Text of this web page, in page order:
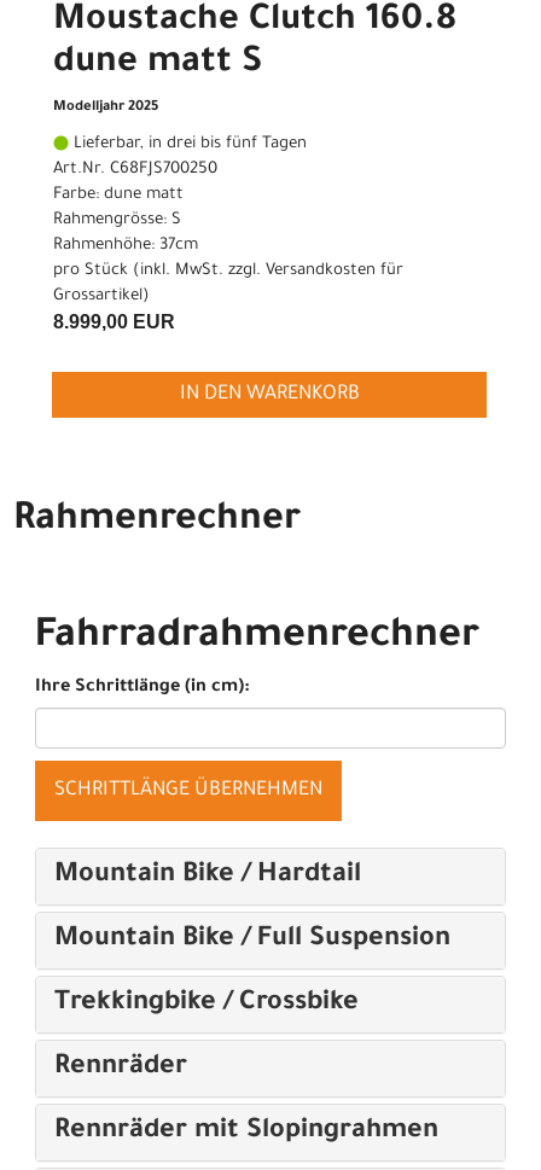
Moustache Clutch 160.8
dune matt S
Modelljahr 2025
Lieferbar, in drei bis fünf Tagen
Art.Nr. C68FJS700250
Farbe: dune matt
Rahmengrösse: S
Rahmenhöhe: 37cm
pro Stück (inkl. MwSt. zzgl. Versandkosten für
Grossartikel)
8.999,00 EUR
IN DEN WARENKORB
Rahmenrechner
Fahrradrahmenrechner
Ihre Schrittlänge (in cm):
SCHRITTLÄNGE ÜBERNEHMEN
Mountain Bike / Hardtail
Mountain Bike / Full Suspension
Trekkingbike / Crossbike
Rennräder
Rennräder mit Slopingrahmen